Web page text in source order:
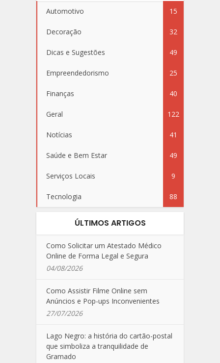
Automotivo 15
Decoração 32
Dicas e Sugestões 49
Empreendedorismo 25
Finanças 40
Geral 122
Notícias 41
Saúde e Bem Estar 49
Serviços Locais 9
Tecnologia 88
ÚLTIMOS ARTIGOS
Como Solicitar um Atestado Médico
Online de Forma Legal e Segura
04/08/2026
Como Assistir Filme Online sem
Anúncios e Pop-ups Inconvenientes
27/07/2026
Lago Negro: a história do cartão-postal
que simboliza a tranquilidade de
Gramado